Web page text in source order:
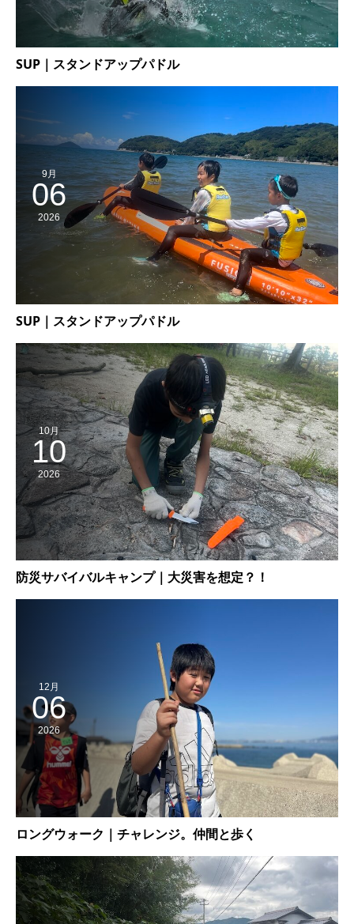
SUP｜スタンドアップパドル
9月
06
2026
SUP｜スタンドアップパドル
10月
10
2026
防災サバイバルキャンプ｜大災害を想定？！
12月
06
2026
ロングウォーク｜チャレンジ。仲間と歩く